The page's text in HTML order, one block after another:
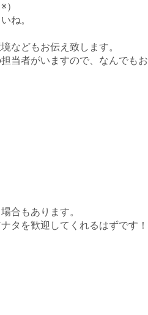
ね。
などもお伝え致します。
当者がいますので、なんでもお
合もあります。
タを歓迎してくれるはずです！